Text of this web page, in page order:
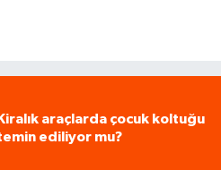
Kiralık araçlarda çocuk koltuğu
ediliyor mu?